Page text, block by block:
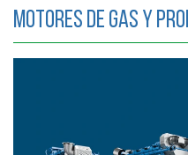
Motores de gas y